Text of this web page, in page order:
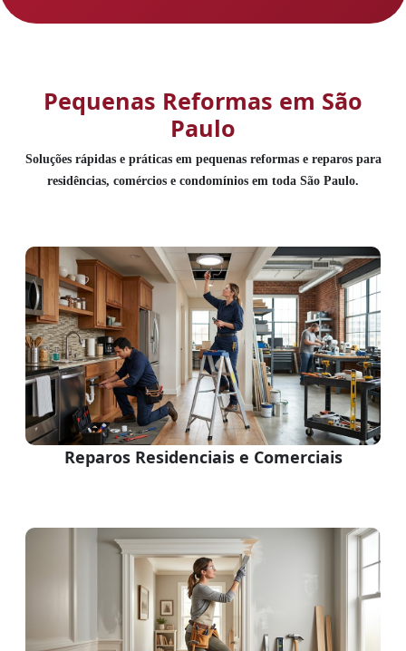
Pequenas Reformas em São
Paulo
Soluções rápidas e práticas em pequenas reformas e reparos para
residências, comércios e condomínios em toda São Paulo.
Reparos Residenciais e Comerciais